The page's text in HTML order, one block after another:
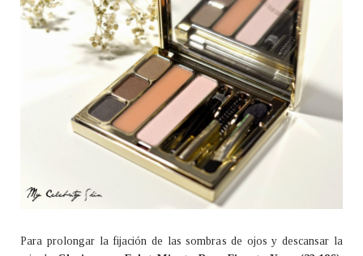
Para prolongar la fijación de las sombras de ojos y descansar la